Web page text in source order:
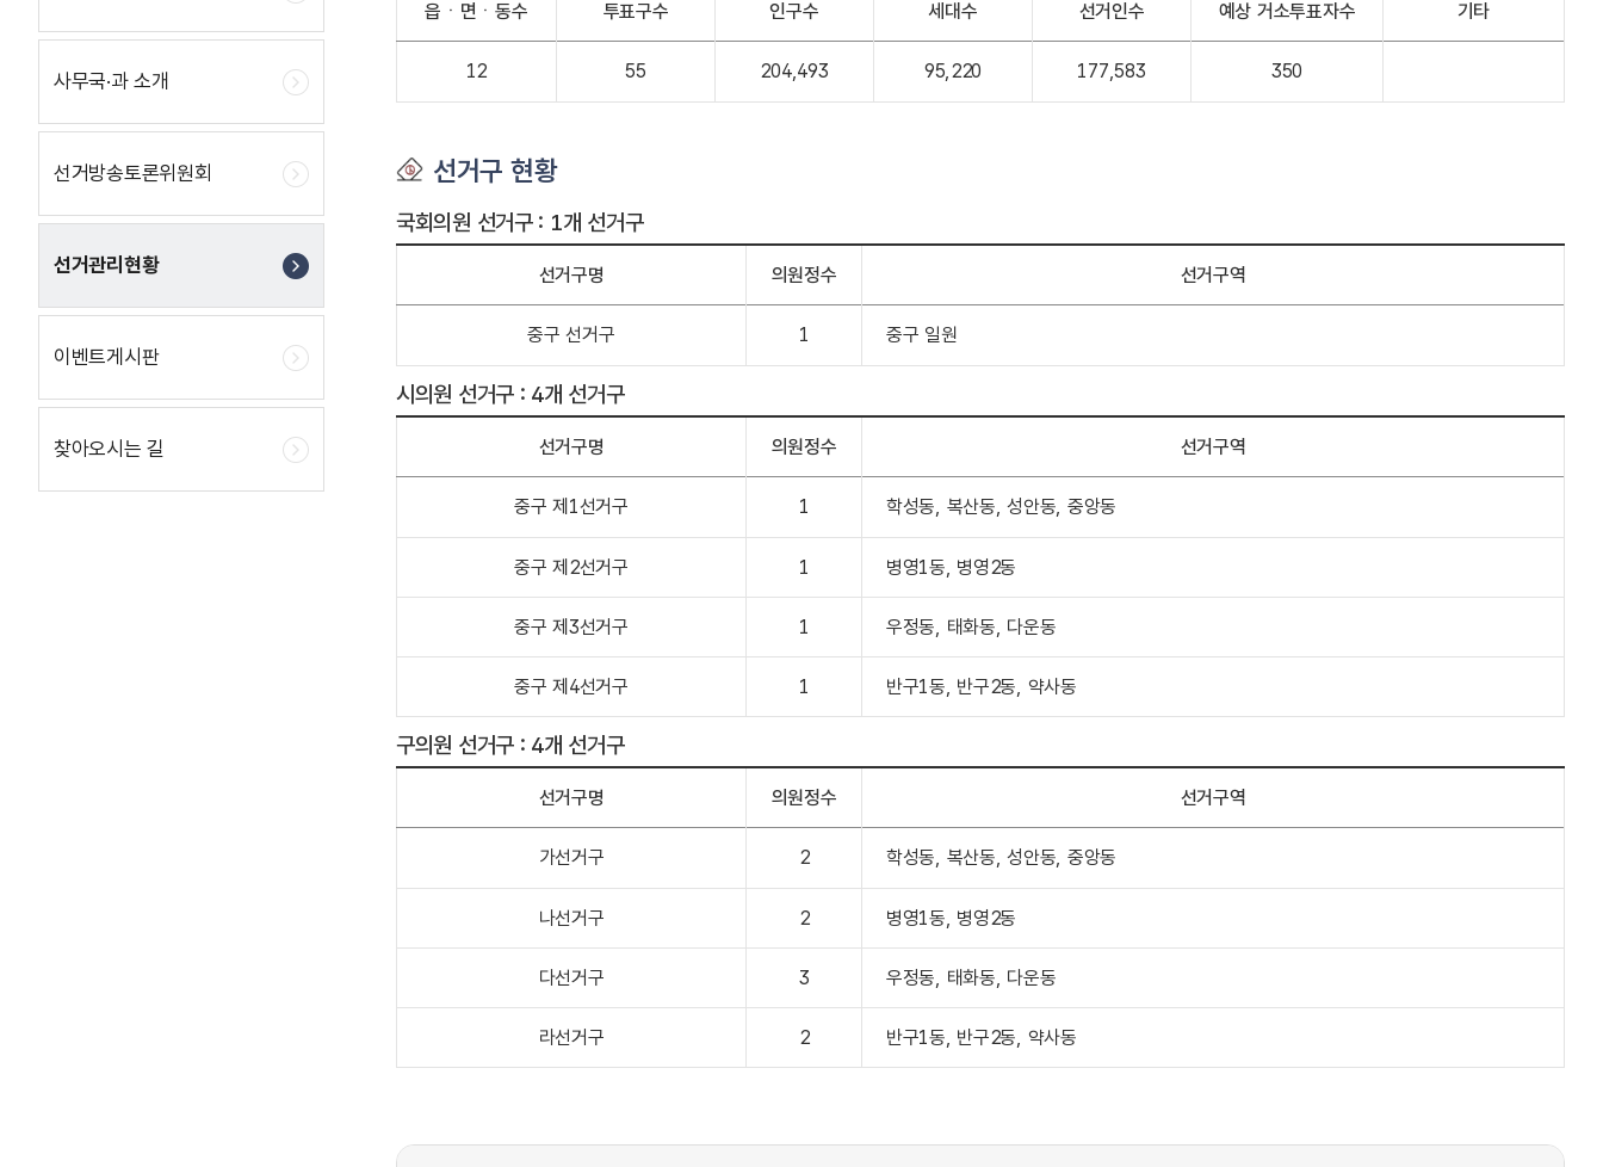
사무국·과 소개
선거방송토론위원회
선거관리현황
이벤트게시판
찾아오시는 길
읍ㆍ면ㆍ동수 투표구수 인구수 세대수 선거인수 예상 거소투표자수 기타
12 55 204,493 95,220 177,583 350
선거구 현황
국회의원 선거구 : 1개 선거구
선거구명 의원정수 선거구역
중구 선거구 1 중구 일원
시의원 선거구 : 4개 선거구
선거구명 의원정수 선거구역
중구 제1선거구 1 학성동, 복산동, 성안동, 중앙동
중구 제2선거구 1 병영1동, 병영2동
중구 제3선거구 1 우정동, 태화동, 다운동
중구 제4선거구 1 반구1동, 반구2동, 약사동
구의원 선거구 : 4개 선거구
선거구명 의원정수 선거구역
가선거구 2 학성동, 복산동, 성안동, 중앙동
나선거구 2 병영1동, 병영2동
다선거구 3 우정동, 태화동, 다운동
라선거구 2 반구1동, 반구2동, 약사동